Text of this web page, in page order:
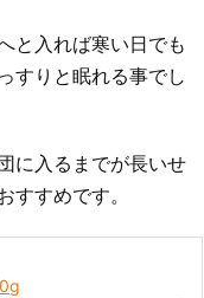
と入れば寒い日でも
すりと眠れる事でし
に入るまでが長いせ
すすめです。